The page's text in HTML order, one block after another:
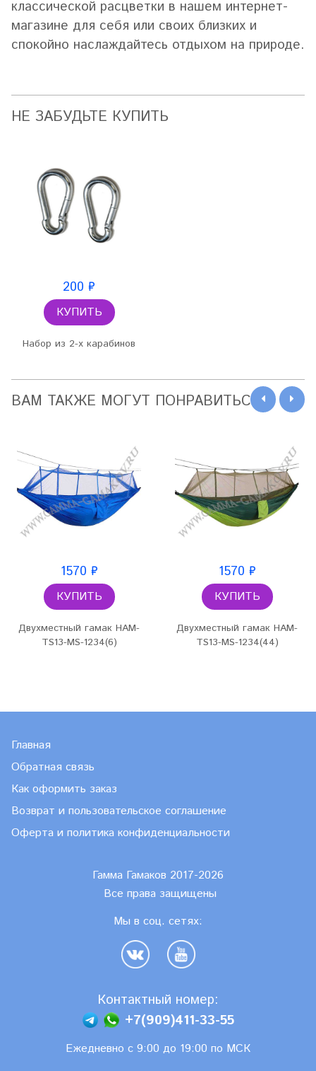
классической расцветки в нашем интернет-
магазине для себя или своих близких и
спокойно наслаждайтесь отдыхом на природе.
НЕ ЗАБУДЬТЕ КУПИТЬ
200 ₽
КУПИТЬ
Набор из 2-х карабинов
ВАМ ТАКЖЕ МОГУТ ПОНРАВИТЬСЯ
1570 ₽
КУПИТЬ
Двухместный гамак HAM-
TS13-MS-1234(6)
1570 ₽
КУПИТЬ
Двухместный гамак HAM-
TS13-MS-1234(44)
Главная
Обратная связь
Как оформить заказ
Возврат и пользовательское соглашение
Оферта и политика конфиденциальности
Гамма Гамаков 2017-2026
Все права защищены
Мы в соц. сетях:
Контактный номер:
+7(909)411-33-55
Ежедневно с 9:00 до 19:00 по МСК